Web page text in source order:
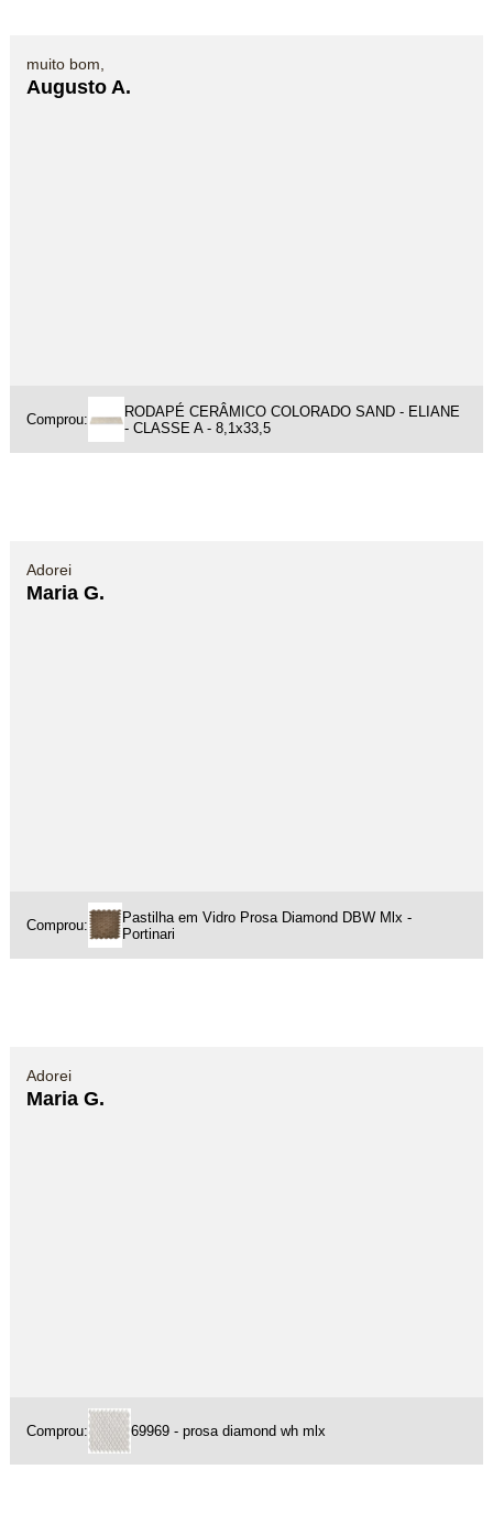
muito bom,
Augusto A.
Comprou:
RODAPÉ CERÂMICO COLORADO SAND - ELIANE
- CLASSE A - 8,1x33,5
Adorei
Maria G.
Comprou:
Pastilha em Vidro Prosa Diamond DBW Mlx -
Portinari
Adorei
Maria G.
Comprou: 69969 - prosa diamond wh mlx